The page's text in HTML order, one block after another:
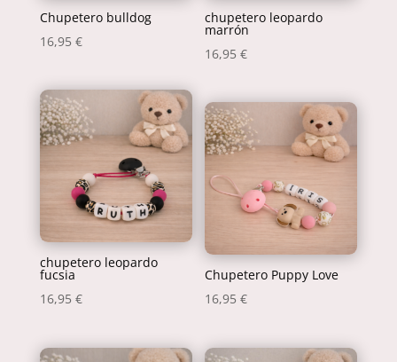
Chupetero bulldog
16,95 €
chupetero leopardo
marrón
16,95€
chupetero leopardo
fucsia
16,95 €
Chupetero Puppy Love
16,95€